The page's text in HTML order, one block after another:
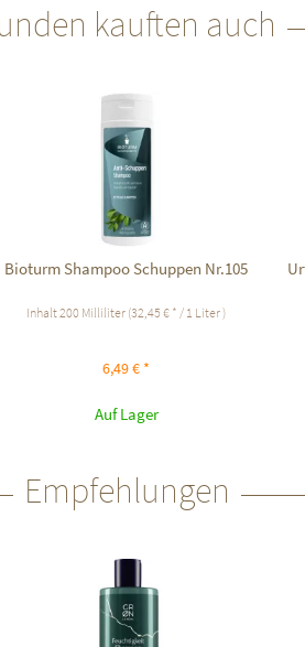
kauften auch
Bioturm Shampoo Schuppen Nr.105
Inhalt200 Milliliter (32,45 € * / 1 Liter )
6,49 € *
Auf Lager
Empfehlungen